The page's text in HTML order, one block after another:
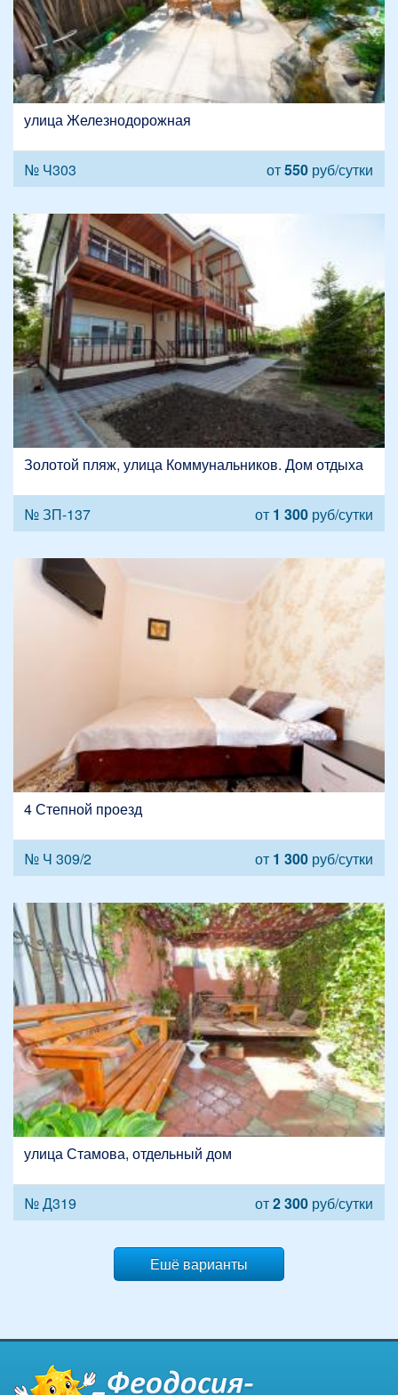
улица Железнодорожная
№ Ч303 от550 руб/сутки
Золотой пляж, улица Коммунальников. Дом отдыха
№ ЗП-137 от 1 300 руб/сутки
4 Степной проезд
№ Ч 309/2 от 1 300 руб/сутки
улица Стамова, отдельный дом
№ Д319 от2 300 руб/сутки
Ешё варианты